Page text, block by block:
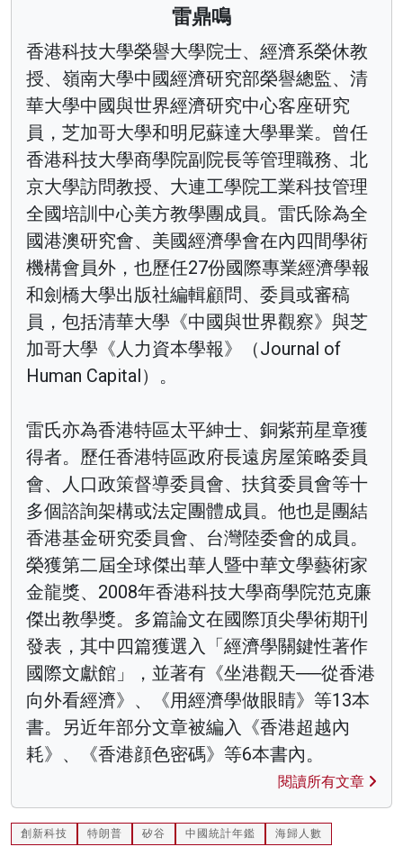
雷鼎鳴
香港科技大學榮譽大學院士、經濟系榮休教
授、嶺南大學中國經濟研究部榮譽總監、清
華大學中國與世界經濟研究中心客座研究
員，芝加哥大學和明尼蘇達大學畢業。曾任
香港科技大學商學院副院長等管理職務、北
京大學訪問教授、大連工學院工業科技管理
全國培訓中心美方教學團成員。雷氏除為全
國港澳研究會、美國經濟學會在內四間學術
機構會員外，也歷任27份國際專業經濟學報
和劍橋大學出版社編輯顧問、委員或審稿
員，包括清華大學《中國與世界觀察》與芝
加哥大學《人力資本學報》（Journal of
Human Capital）。
雷氏亦為香港特區太平紳士、銅紫荊星章獲
得者。歷任香港特區政府長遠房屋策略委員
會、人口政策督導委員會、扶貧委員會等十
多個諮詢架構或法定團體成員。他也是團結
香港基金研究委員會、台灣陸委會的成員。
榮獲第二屆全球傑出華人暨中華文學藝術家
金龍獎、2008年香港科技大學商學院范克廉
傑出教學獎。多篇論文在國際頂尖學術期刊
發表，其中四篇獲選入「經濟學關鍵性著作
國際文獻館」，並著有《坐港觀天──從香港
向外看經濟》、《用經濟學做眼睛》等13本
書。另近年部分文章被編入《香港超越內
耗》、《香港顔色密碼》等6本書內。
閱讀所有文章
創新科技 特朗普 矽谷 中國統計年鑑 海歸人數